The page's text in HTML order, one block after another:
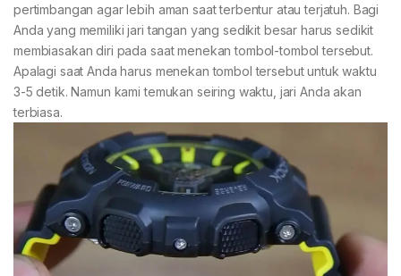
pertimbangan agar lebih aman saat terbentur atau terjatuh. Bagi
Anda yang memiliki jari tangan yang sedikit besar harus sedikit
membiasakan diri pada saat menekan tombol-tombol tersebut.
Apalagi saat Anda harus menekan tombol tersebut untuk waktu
3-5 detik. Namun kami temukan seiring waktu, jari Anda akan
terbiasa.